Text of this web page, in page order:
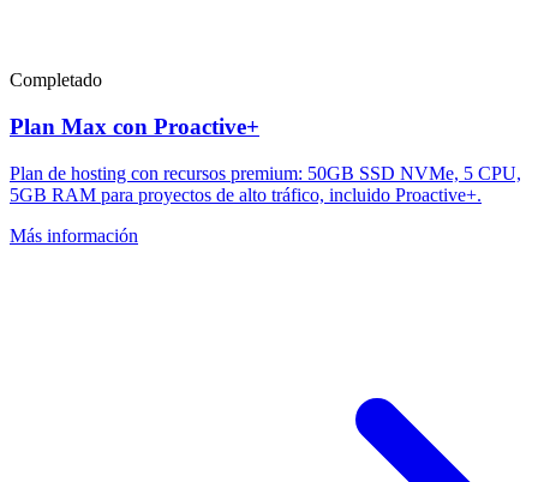
Completado
Plan Max con Proactive+
Plan de hosting con recursos premium: 50GB SSD NVMe, 5 CPU,
5GB RAM para proyectos de alto tráfico, incluido Proactive+.
Más información